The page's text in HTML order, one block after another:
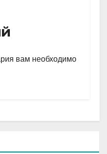
и
вам необходимо